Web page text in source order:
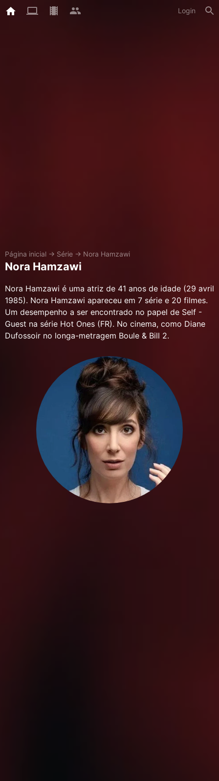
Login
Página inicial → Série → Nora Hamzawi
Nora Hamzawi
Nora Hamzawi é uma atriz de 41 anos de idade (29 avril
1985). Nora Hamzawi apareceu em 7 série e 20 filmes.
Um desempenho a ser encontrado no papel de Self -
Guest na série Hot Ones (FR). No cinema, como Diane
Dufossoir no longa-metragem Boule & Bill 2.